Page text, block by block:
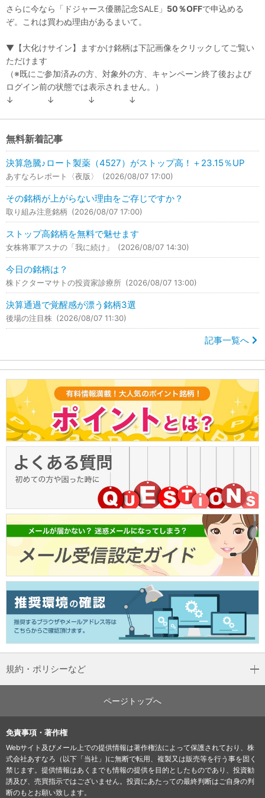
さらに今なら「ドジャース優勝記念SALE」 50％OFFで申込める
ぞ。これは買わぬ理由があるまいて。
▼【大化けサイン】ますかけ銘柄は下記画像をクリックしてご覧い
ただけます
（※既にご参加済みの方、対象外の方、キャンペーン終了後および
ログイン前の状態では表示されません。）
↓ ↓ ↓ ↓
無料新着記事
決算急騰♪ロート製薬（4527）がストップ高！＋23.15％UP
あすなろレポート〈夜版〉 (2026/08/07 17:00)
その銘柄が上がらない理由をご存じですか？
取り組み注意銘柄 (2026/08/07 17:00)
ストップ高銘柄を無料で魅せます
女株将軍アスナの「我に続け」 (2026/08/07 14:30)
今日の銘柄は？
株ドクターマサトの投資家診療所 (2026/08/07 13:00)
決算通過で覚醒感が漂う銘柄3選
後場の注目株 (2026/08/07 11:30)
記事一覧へ
規約・ポリシーなど
ページトップへ
免責事項・著作権
Webサイト及びメール上での提供情報は著作権法によって保護されており、株
式会社あすなろ（以下「当社」)に無断で転用、複製又は販売等を行う事を固く
禁じます。提供情報はあくまでも情報の提供を目的としたものであり、投資勧
誘及び、売買指示ではございません。投資にあたっての最終判断はご自身の判
断のもとお願い致します。